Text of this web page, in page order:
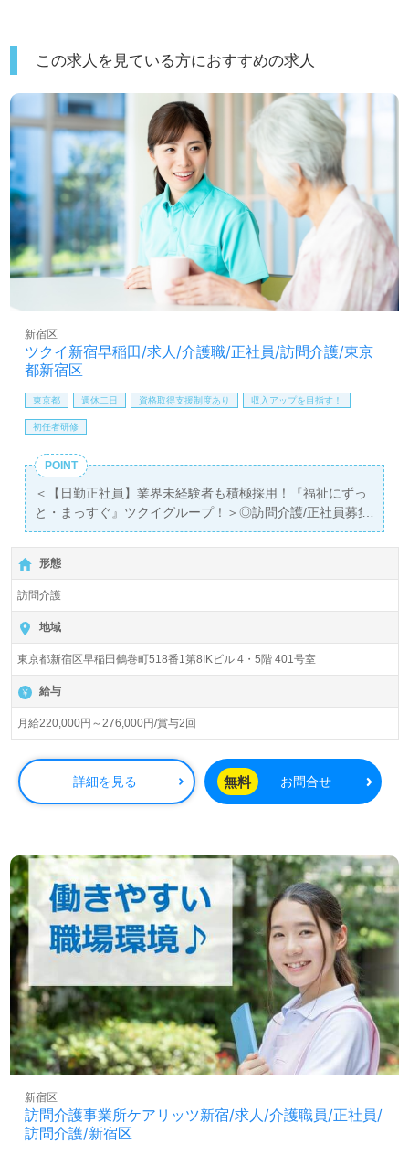
この求人を見ている方におすすめの求人
ツクイ新宿早稲田/求人/介護職/正社員/訪問介護/東京
都新宿区
新宿区
東京都 週休二日 資格取得支援制度あり 収入アップを目指す！
初任者研修
POINT
＜【日勤正社員】業界未経験者も積極採用！『福祉にずっ
と・まっすぐ』ツクイグループ！＞◎訪問介護/正社員募集
◎
【月給220,000円～276,000円/賞与2回】＊初任者研修以上
有資格者向け求人＊『早稲田駅』徒歩4分。
『ツクイ新宿早稲田』ツクイグループ/株式会社ツクイ
TSUKUI CORPORATION（本社：神奈川県横浜市）様が運
営されています。業界トップクラスのデイサービス事業所
数は500施設以上。北海道から沖縄まで47都道府県に717
拠点のデイサービス、有料老人ホーム、グループホーム、
サービス付き高齢者向け住宅、訪問入浴/看護/介護、ショ
ートステイ、居宅介護支援、小規模多機能、障がい者向け
福祉事業を展開されています。
◎『ありがとう！待っていました！』が原動力！介護サポ
ートを待っているご利用者様へあなたのこころをお届けし
職を目指される方も幅広く募集します。訪問介護での勤務
経験は問いません。ご利用者様のご自宅へお伺いスタイル
で介護支援を実現されている事業所様です。丁寧なOJTや
充実の研修制度、職員様同士のチームワーク、手厚い福利
厚生もおすすめポイント！『ご利用者様のお役に立ちた
い、訪問スタイルでお一人おひとりに寄り添いたい』『資
格支援制度を活用したい、介護知識や技術力を高めたい』
『働きがいを感じながら仕事をしたい』『日勤正社員で働
きたい』『転職で施設形態、働き方、環境を変えて仕事を
したい』等の方も大歓迎です！サービスエリアは新宿区、
文京区、豊島区、千代田区、港区。募集詳細や働き方等、
担当コンサルタントよりご案内します。お問い合わせも遠
全国の求人ご紹介！医療/福祉業界の正社員/パート求人探
しは【ウィルオブ介護】＊求人情報収集、将来的検討の方
形態
訪問介護
地域
東京都新宿区早稲田鶴巻町518番1第8IKビル 4・5階 401号室
給与
月給220,000円～276,000円/賞与2回
詳細を見る 無料 お問合せ
訪問介護事業所ケアリッツ新宿/求人/介護職員/正社員/
訪問介護/新宿区
新宿区